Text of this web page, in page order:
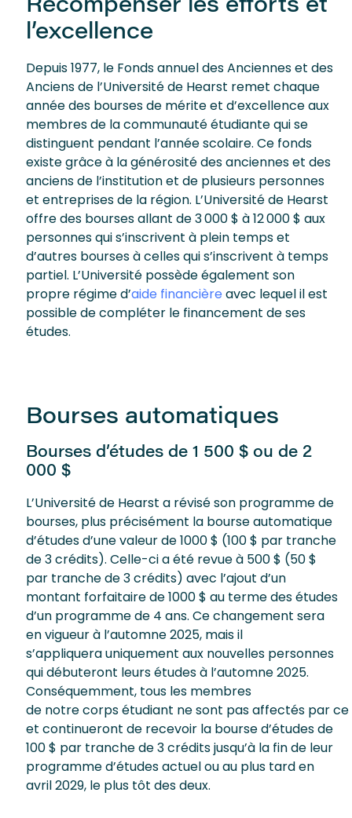
Récompenser les efforts et
l’excellence
Depuis 1977, le Fonds annuel des Anciennes et des
Anciens de l’Université de Hearst remet chaque
année des bourses de mérite et d’excellence aux
membres de la communauté étudiante qui se
distinguent pendant l’année scolaire. Ce fonds
existe grâce à la générosité des anciennes et des
anciens de l’institution et de plusieurs personnes
et entreprises de la région. L’Université de Hearst
offre des bourses allant de 3 000 $ à 12 000 $ aux
personnes qui s’inscrivent à plein temps et
d’autres bourses à celles qui s’inscrivent à temps
partiel. L’Université possède également son
propre régime d’aide financière avec lequel il est
possible de compléter le financement de ses
études.
Bourses automatiques
Bourses d’études de 1 500 $ ou de 2
000 $
L’Université de Hearst a révisé son programme de
bourses, plus précisément la bourse automatique
d’études d’une valeur de 1000 $ (100 $ par tranche
de 3 crédits). Celle-ci a été revue à 500 $ (50 $
par tranche de 3 crédits) avec l’ajout d’un
montant forfaitaire de 1000 $ au terme des études
d’un programme de 4 ans. Ce changement sera
en vigueur à l’automne 2025, mais il
s’appliquera uniquement aux nouvelles personnes
qui débuteront leurs études à l’automne 2025.
Conséquemment, tous les membres
de notre corps étudiant ne sont pas affectés par
et continueront de recevoir la bourse d’études de
100 $ par tranche de 3 crédits jusqu’à la fin de leur
programme d’études actuel ou au plus tard en
avril 2029, le plus tôt des deux.